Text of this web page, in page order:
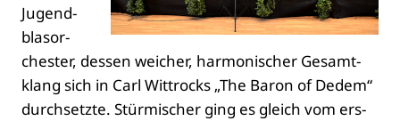
Jugend­
blas­or­
ches­ter, des­sen wei­cher, har­mo­ni­scher Gesamt­
klang sich in Carl Wit­t­rocks „The Baron of Dedem“
durch­setz­te. Stür­mi­scher ging es gleich vom ers­